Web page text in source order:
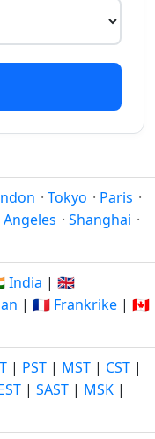
na
07.08.2026
07.08.2026
na
07.08.2026
07.08.2026
na
07.08.2026
· Tokyo · Paris ·
Angeles · Shanghai ·
India | 🇬🇧
| 🇫🇷 Frankrike | 🇨🇦
| PST | MST | CST |
| SAST | MSK |